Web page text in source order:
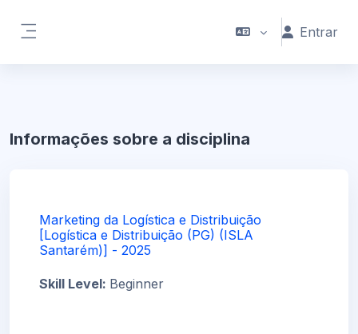
Entrar
Informações sobre a disciplina
Marketing da Logística e Distribuição
[Logística e Distribuição (PG) (ISLA
Santarém)] - 2025
Skill Level: Beginner